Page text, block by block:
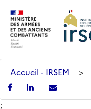
Accueil - IRSEM >
;